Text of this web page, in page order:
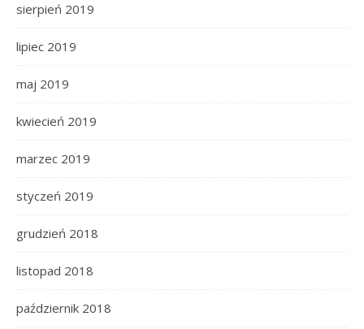
sierpień 2019
lipiec 2019
maj 2019
kwiecień 2019
marzec 2019
styczeń 2019
grudzień 2018
listopad 2018
październik 2018